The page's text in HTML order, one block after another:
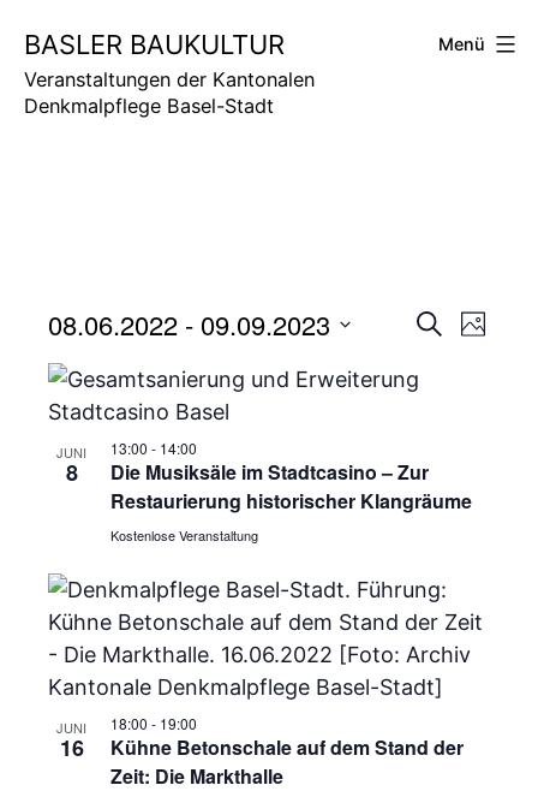
Inhalt
springen
BASLER BAUKULTUR
Veranstaltungen der Kantonalen
Denkmalpflege Basel-Stadt
Menü
V
e
a
s
t
a
l
SucheV
n
a
Photo
08.06.2022 - 09.09.2023
Select
date.
JUNI
8
13:00 - 14:00
Die Musiksäle im Stadtcasino – Zur
Restaurierung historischer Klangräume
Kostenlose Veranstaltung
JUNI
16
18:00 - 19:00
Kühne Betonschale auf dem Stand der
Zeit: Die Markthalle